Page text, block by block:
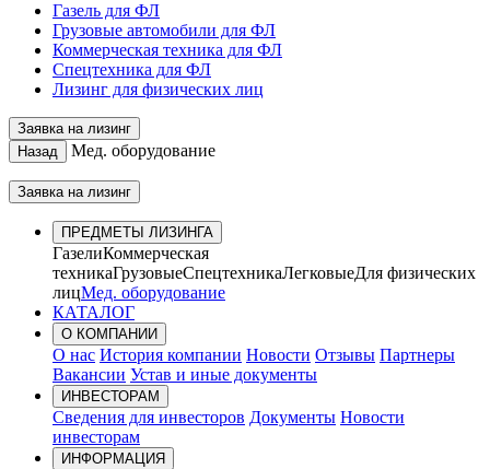
Газель для ФЛ
Грузовые автомобили для ФЛ
Коммерческая техника для ФЛ
Спецтехника для ФЛ
Лизинг для физических лиц
Заявка на лизинг
Назад
Мед. оборудование
Заявка на лизинг
ПРЕДМЕТЫ ЛИЗИНГА
ГазелиКоммерческая
техникаГрузовыеСпецтехникаЛегковыеДля физических
лицМед. оборудование
КАТАЛОГ
О КОМПАНИИ
О нас История компании Новости Отзывы Партнеры
Вакансии Устав и иные документы
ИНВЕСТОРАМ
Сведения для инвесторов Документы Новости
инвесторам
ИНФОРМАЦИЯ